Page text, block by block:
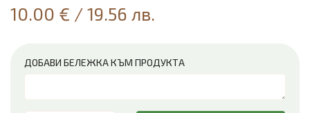
10.00 € /19.56 лв.
ДОБАВИ БЕЛЕЖКА КЪМ ПРОДУКТА